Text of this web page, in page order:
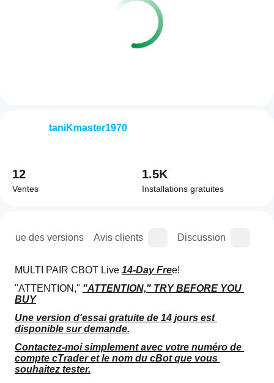
des versions Avis clients Discussion
MULTI PAIR CBOT Live 14-Day Free!
"ATTENTION," "ATTENTION," TRY BEFORE YOU
BUY
Une version d'essai gratuite de 14 jours est
disponible sur demande.
Contactez-moi simplement avec votre numéro de
compte cTrader et le nom du cBot que vous
souhaitez tester.
taniKmaster1970
12
Ventes
1.5K
Installations gratuites